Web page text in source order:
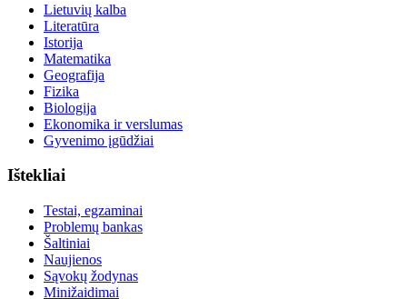
Lietuvių kalba
Literatūra
Istorija
Matematika
Geografija
Fizika
Biologija
Ekonomika ir verslumas
Gyvenimo įgūdžiai
Ištekliai
Testai, egzaminai
Problemų bankas
Šaltiniai
Naujienos
Sąvokų žodynas
Minižaidimai